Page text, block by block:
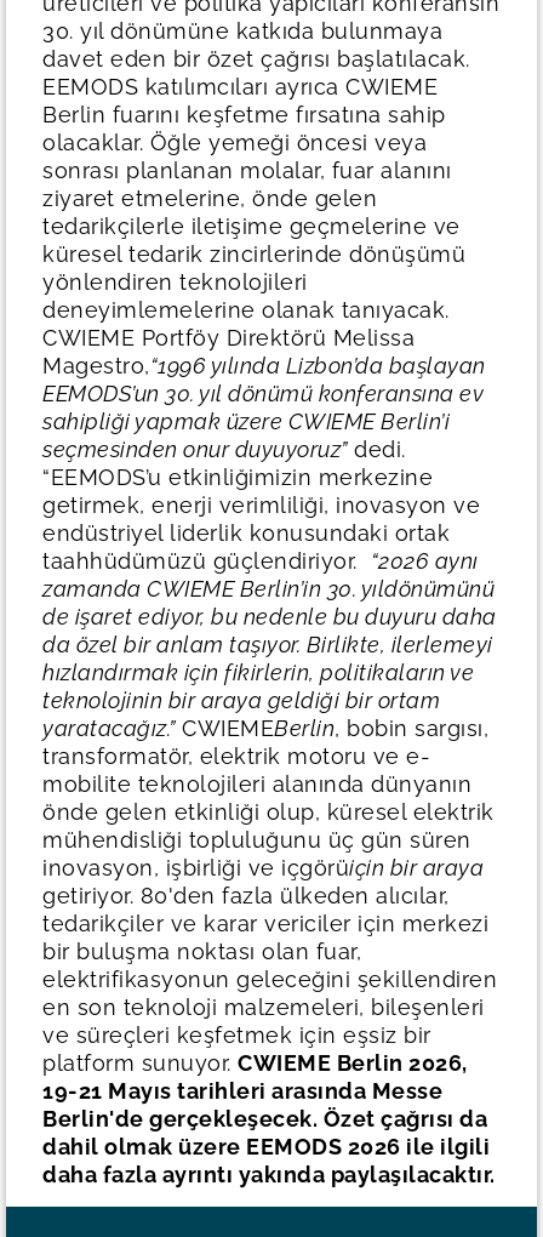
30. yıl dönümüne katkıda bulunmaya
davet eden bir özet çağrısı başlatılacak.
EEMODS katılımcıları ayrıca CWIEME
Berlin fuarını keşfetme fırsatına sahip
olacaklar. Öğle yemeği öncesi veya
sonrası planlanan molalar, fuar alanını
ziyaret etmelerine, önde gelen
tedarikçilerle iletişime geçmelerine ve
küresel tedarik zincirlerinde dönüşümü
yönlendiren teknolojileri
deneyimlemelerine olanak tanıyacak.
CWIEME Portföy Direktörü Melissa
Magestro,“1996 yılında Lizbon’da başlayan
EEMODS’un 30. yıl dönümü konferansına ev
sahipliği yapmak üzere CWIEME Berlin’i
seçmesinden onur duyuyoruz”dedi.
“EEMODS’u etkinliğimizin merkezine
getirmek, enerji verimliliği, inovasyon ve
endüstriyel liderlik konusundaki ortak
taahhüdümüzü güçlendiriyor.
“2026 aynı
zamanda CWIEME Berlin’in 30. yıldönümünü
de işaret ediyor, bu nedenle bu duyuru daha
da özel bir anlam taşıyor. Birlikte, ilerlemeyi
hızlandırmak için fikirlerin, politikaların ve
teknolojinin bir araya geldiği bir ortam
yaratacağız.” CWIEMEBerlin, bobin sargısı,
transformatör, elektrik motoru ve e-
mobilite teknolojileri alanında dünyanın
önde gelen etkinliği olup, küresel elektrik
mühendisliği topluluğunu üç gün süren
inovasyon, işbirliği ve içgörüiçin bir araya
getiriyor. 80'den fazla ülkeden alıcılar,
tedarikçiler ve karar vericiler için merkezi
bir buluşma noktası olan fuar,
elektrifikasyonun geleceğini şekillendiren
en son teknoloji malzemeleri, bileşenleri
ve süreçleri keşfetmek için eşsiz bir
platform sunuyor. CWIEME Berlin 2026,
19-21 Mayıs tarihleri arasında Messe
Berlin'de gerçekleşecek. Özet çağrısı da
dahil olmak üzere EEMODS 2026 ile ilgili
daha fazla ayrıntı yakında paylaşılacaktır.